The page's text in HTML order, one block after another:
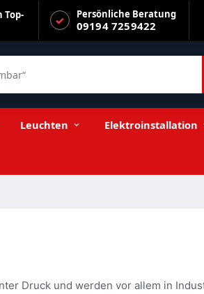
Top-
Persönliche Beratung
09194 7259422
Leuchten Elektroinstallation
Druck und werden vor allem in